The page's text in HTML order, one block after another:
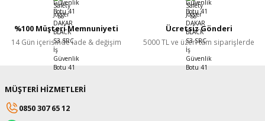
%100 Müşteri Memnuniyeti
14 Gün içerisinde iade & değişim
Ücretsiz Gönderi
5000 TL ve üzeri tüm siparişlerde
MÜŞTERİ HİZMETLERİ
0850 307 65 12